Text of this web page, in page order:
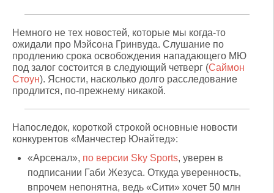
Немного не тех новостей, которые мы когда-то
ожидали про Мэйсона Гринвуда. Слушание по
продлению срока освобождения нападающего МЮ
под залог состоится в следующий четверг (Саймон
Стоун). Ясности, насколько долго расследование
продлится, по-прежнему никакой.
Напоследок, короткой строкой основные новости
конкурентов «Манчестер Юнайтед»:
«Арсенал», по версии Sky Sports, уверен в
подписании Габи Жезуса. Откуда уверенность,
впрочем непонятна, ведь «Сити» хочет 50 млн